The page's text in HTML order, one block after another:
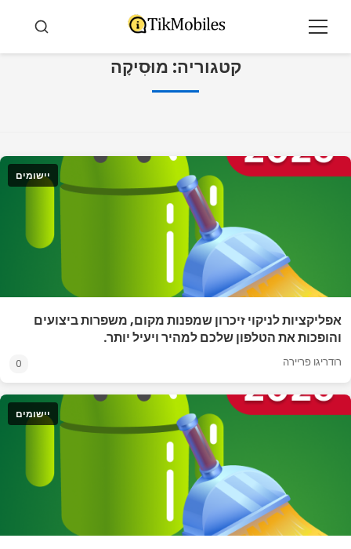
לתוכןתַפרִיט חיפוש
קטגוריה: מוּסִיקָה
יישומים
אפליקציות לניקוי זיכרון שמפנות מקום, משפרות ביצועים
והופכות את הטלפון שלכם למהיר ויעיל יותר.
רודריגו פריירה 0
יישומים